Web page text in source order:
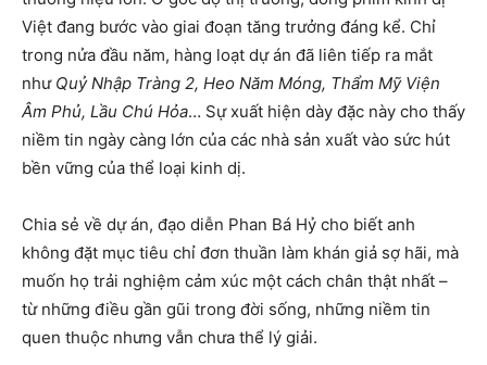
Việt đang bước vào giai đoạn tăng trưởng đáng kể. Chỉ
trong nửa đầu năm, hàng loạt dự án đã liên tiếp ra mắt
như Quỷ Nhập Tràng 2, Heo Năm Móng, Thẩm Mỹ Viện
Âm Phủ, Lầu Chú Hỏa… Sự xuất hiện dày đặc này cho thấy
niềm tin ngày càng lớn của các nhà sản xuất vào sức hút
bền vững của thể loại kinh dị.
Chia sẻ về dự án, đạo diễn Phan Bá Hỷ cho biết anh
không đặt mục tiêu chỉ đơn thuần làm khán giả sợ hãi, mà
muốn họ trải nghiệm cảm xúc một cách chân thật nhất –
từ những điều gần gũi trong đời sống, những niềm tin
quen thuộc nhưng vẫn chưa thể lý giải.